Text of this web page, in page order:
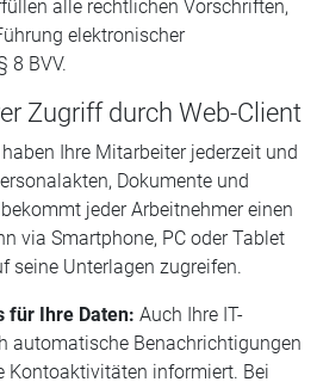
alle rechtlichen Vorschriften,
elektronischer
8 BVV.
Zugriff durch Web-Client
Ihre Mitarbeiter jederzeit und
Dokumente und
jeder Arbeitnehmer einen
via Smartphone, PC oder Tablet
seine Unterlagen zugreifen.
für Ihre Daten: Auch Ihre IT-
automatische Benachrichtigungen
Kontoaktivitäten informiert. Bei